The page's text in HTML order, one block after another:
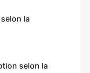
la
selon la